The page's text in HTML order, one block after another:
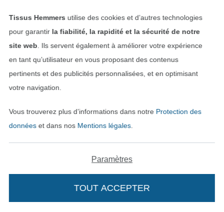
(28,30 € / 1 m²)
(8,61 € / 1 m²)
Tissus Hemmers utilise des cookies et d’autres technologies
pour garantir la fiabilité, la rapidité et la sécurité de notre
site web . Ils servent également à améliorer votre expérience
en tant qu’utilisateur en vous proposant des contenus
pertinents et des publicités personnalisées, et en optimisant
votre navigation.
Vous trouverez plus d’informations dans notre Protection des
donnéeset dans nos Mentions légales.
Paramètres
TOUT ACCEPTER